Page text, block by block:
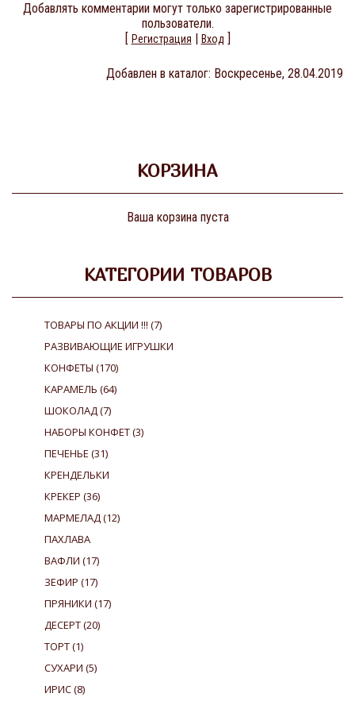
Добавлять комментарии могут только зарегистрированные
пользователи.
[ Регистрация | Вход ]
Добавлен в каталог: Воскресенье, 28.04.2019
КОРЗИНА
Ваша корзина пуста
КАТЕГОРИИ ТОВАРОВ
ТОВАРЫ ПО АКЦИИ !!! (7)
РАЗВИВАЮЩИЕ ИГРУШКИ
КОНФЕТЫ (170)
КАРАМЕЛЬ (64)
ШОКОЛАД(7)
НАБОРЫ КОНФЕТ(3)
ПЕЧЕНЬЕ (31)
КРЕНДЕЛЬКИ
КРЕКЕР (36)
МАРМЕЛАД(12)
ПАХЛАВА
ВАФЛИ (17)
ЗЕФИР (17)
ПРЯНИКИ (17)
ДЕСЕРТ(20)
ТОРТ(1)
СУХАРИ (5)
ИРИС(8)